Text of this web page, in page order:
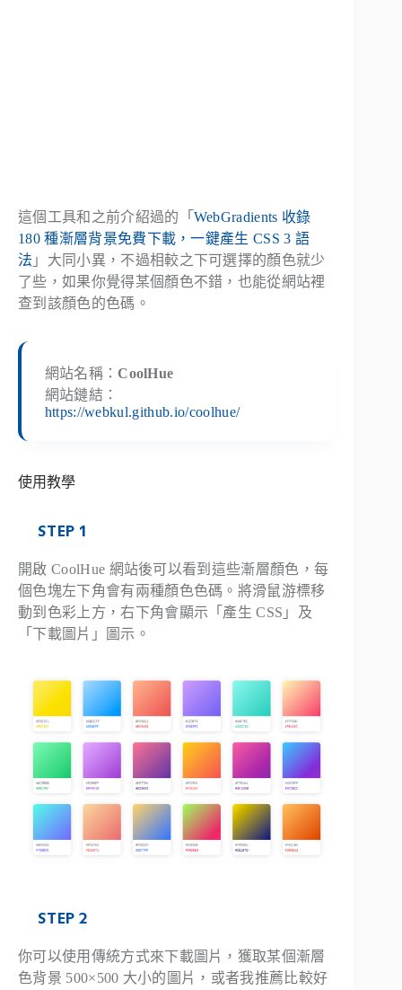
這個工具和之前介紹過的「 WebGradients 收錄
180 種漸層背景免費下載，一鍵產生 CSS 3 語
法 」大同小異，不過相較之下可選擇的顏色就少
了些，如果你覺得某個顏色不錯，也能從網站裡
查到該顏色的色碼。
網站名稱：CoolHue
網站鏈結：
https://webkul.github.io/coolhue/
使用教學
STEP 1
開啟 CoolHue 網站後可以看到這些漸層顏色，每
個色塊左下角會有兩種顏色色碼。將滑鼠游標移
動到色彩上方，右下角會顯示「產生 CSS」及
「下載圖片」圖示。
STEP 2
你可以使用傳統方式來下載圖片，獲取某個漸層
色背景 500×500 大小的圖片，或者我推薦比較好